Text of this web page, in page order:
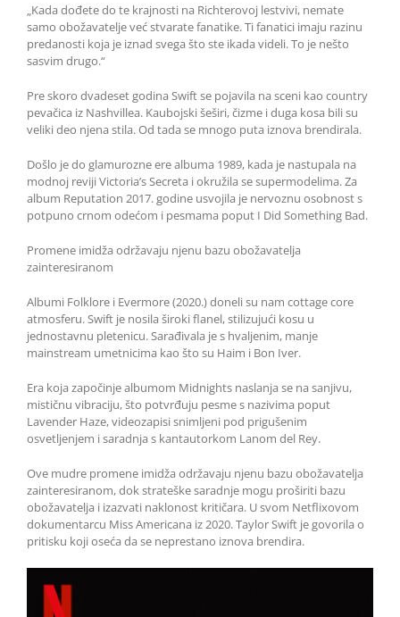
„Kada dođete do te krajnosti na Richterovoj lestvivi, nemate
samo obožavatelje već stvarate fanatike. Ti fanatici imaju razinu
predanosti koja je iznad svega što ste ikada videli. To je nešto
sasvim drugo.“
Pre skoro dvadeset godina Swift se pojavila na sceni kao country
pevačica iz Nashvillea. Kaubojski šeširi, čizme i duga kosa bili su
veliki deo njena stila. Od tada se mnogo puta iznova brendirala.
Došlo je do glamurozne ere albuma 1989, kada je nastupala na
modnoj reviji Victoria’s Secreta i okružila se supermodelima. Za
album Reputation 2017. godine usvojila je nervoznu osobnost s
potpuno crnom odećom i pesmama poput I Did Something Bad.
Promene imidža održavaju njenu bazu obožavatelja
zainteresiranom
Albumi Folklore i Evermore (2020.) doneli su nam cottage core
atmosferu. Swift je nosila široki flanel, stilizujući kosu u
jednostavnu pletenicu. Sarađivala je s hvaljenim, manje
mainstream umetnicima kao što su Haim i Bon Iver.
Era koja započinje albumom Midnights naslanja se na sanjivu,
mističnu vibraciju, što potvrđuju pesme s nazivima poput
Lavender Haze, videozapisi snimljeni pod prigušenim
osvetljenjem i saradnja s kantautorkom Lanom del Rey.
Ove mudre promene imidža održavaju njenu bazu obožavatelja
zainteresiranom, dok strateške saradnje mogu proširiti bazu
obožavatelja i izazvati naklonost kritičara. U svom Netflixovom
dokumentarcu Miss Americana iz 2020. Taylor Swift je govorila o
pritisku koji oseća da se neprestano iznova brendira.